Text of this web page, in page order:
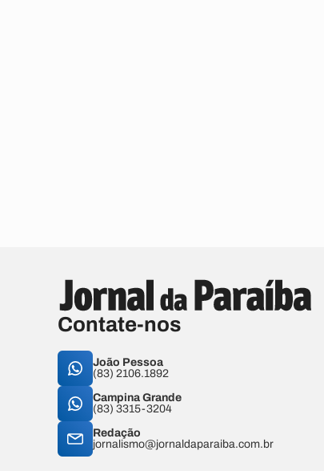
Contate-nos
João Pessoa
(83) 2106.1892
Campina Grande
(83) 3315-3204
Redação
jornalismo@jornaldaparaiba.com.br